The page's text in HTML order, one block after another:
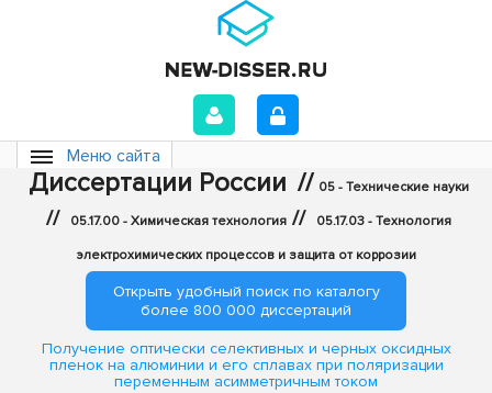
Меню сайта
Диссертации России // 05 - Технические науки
// 05.17.00 - Химическая технология // 05.17.03 - Технология
электрохимических процессов и защита от коррозии
Открыть удобный поиск по каталогу
более 800 000 диссертаций
Получение оптически селективных и черных оксидных
пленок на алюминии и его сплавах при поляризации
переменным асимметричным током